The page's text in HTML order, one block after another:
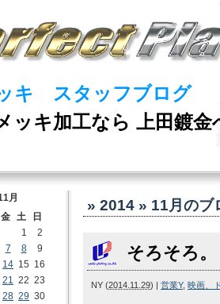
キ スタッフブログ
ッキ加工なら 上田鍍金
» 2014 » 11月 のブ
そろそろ。
NY (2014.11.29) | 営業Y, 映画、
月
金 土
日
1
2
7 8
9
14 15 16
21 22 23
28 29 30